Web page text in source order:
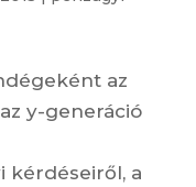
az
y-generáció
kérdéseiről, a